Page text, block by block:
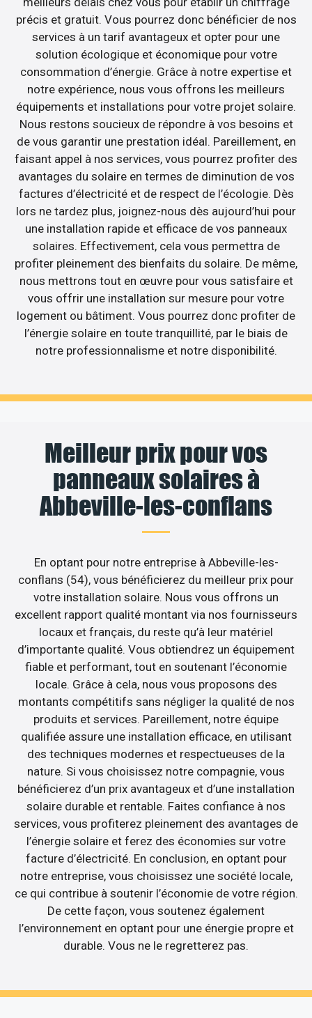
précis et gratuit. Vous pourrez donc bénéficier de nos
services à un tarif avantageux et opter pour une
solution écologique et économique pour votre
consommation d’énergie. Grâce à notre expertise et
notre expérience, nous vous offrons les meilleurs
équipements et installations pour votre projet solaire.
Nous restons soucieux de répondre à vos besoins et
de vous garantir une prestation idéal. Pareillement, en
faisant appel à nos services, vous pourrez profiter des
avantages du solaire en termes de diminution de vos
factures d’électricité et de respect de l’écologie. Dès
lors ne tardez plus, joignez-nous dès aujourd’hui pour
une installation rapide et efficace de vos panneaux
solaires. Effectivement, cela vous permettra de
profiter pleinement des bienfaits du solaire. De même,
nous mettrons tout en œuvre pour vous satisfaire et
vous offrir une installation sur mesure pour votre
logement ou bâtiment. Vous pourrez donc profiter de
l’énergie solaire en toute tranquillité, par le biais de
notre professionnalisme et notre disponibilité.
Meilleur prix pour vos
panneaux solaires à
Abbeville-les-conflans
En optant pour notre entreprise à Abbeville-les-
conflans (54), vous bénéficierez du meilleur prix pour
votre installation solaire. Nous vous offrons un
excellent rapport qualité montant via nos fournisseurs
locaux et français, du reste qu’à leur matériel
d’importante qualité. Vous obtiendrez un équipement
fiable et performant, tout en soutenant l’économie
locale. Grâce à cela, nous vous proposons des
montants compétitifs sans négliger la qualité de nos
produits et services. Pareillement, notre équipe
qualifiée assure une installation efficace, en utilisant
des techniques modernes et respectueuses de la
nature. Si vous choisissez notre compagnie, vous
bénéficierez d’un prix avantageux et d’une installation
solaire durable et rentable. Faites confiance à nos
services, vous profiterez pleinement des avantages de
l’énergie solaire et ferez des économies sur votre
facture d’électricité. En conclusion, en optant pour
notre entreprise, vous choisissez une société locale,
ce qui contribue à soutenir l’économie de votre région.
De cette façon, vous soutenez également
l’environnement en optant pour une énergie propre et
durable. Vous ne le regretterez pas.